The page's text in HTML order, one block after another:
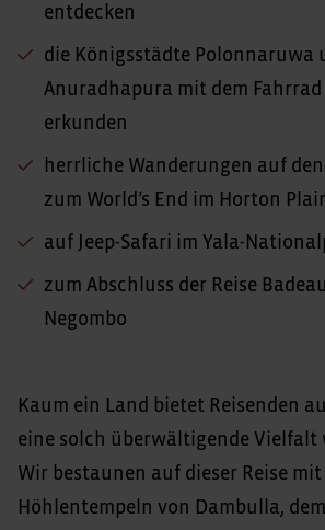
entdecken
die Königsstädte Polonnaruwa
Anuradhapura mit dem Fahrrad
erkunden
herrliche Wanderungen auf
zum World’s End im Horton
auf Jeep-Safari im Yala-
zum Abschluss der Reise
Negombo
Kaum ein Land bietet Reisenden
eine solch überwältigende Vielfalt
Wir bestaunen auf dieser Reise mit
Höhlentempeln von Dambulla,